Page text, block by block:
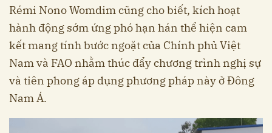
Rémi Nono Womdim cũng cho biết, kích hoạt
hành động sớm ứng phó hạn hán thể hiện cam
kết mang tính bước ngoặt của Chính phủ Việt
Nam và FAO nhằm thúc đẩy chương trình nghị sự
và tiên phong áp dụng phương pháp này ở Đông
Nam Á.